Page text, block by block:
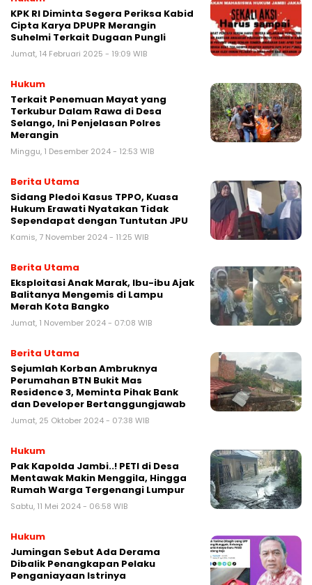
KPK RI Diminta Segera Periksa Kabid
Cipta Karya DPUPR Merangin
Suhelmi Terkait Dugaan Pungli
Jumat, 14 Februari 2025 - 19:09 WIB
Hukum
Terkait Penemuan Mayat yang
Terkubur Dalam Rawa di Desa
Selango, Ini Penjelasan Polres
Merangin
Minggu, 1 Desember 2024 - 12:53 WIB
Berita Utama
Sidang Pledoi Kasus TPPO, Kuasa
Hukum Erawati Nyatakan Tidak
Sependapat dengan Tuntutan JPU
Kamis, 7 November 2024 - 11:25 WIB
Berita Utama
Eksploitasi Anak Marak, Ibu-ibu Ajak
Balitanya Mengemis di Lampu
Merah Kota Bangko
Jumat, 1 November 2024 - 07:08 WIB
Berita Utama
Sejumlah Korban Ambruknya
Perumahan BTN Bukit Mas
Residence 3, Meminta Pihak Bank
dan Developer Bertanggungjawab
Jumat, 25 Oktober 2024 - 07:38 WIB
Hukum
Pak Kapolda Jambi..! PETI di Desa
Mentawak Makin Menggila, Hingga
Rumah Warga Tergenangi Lumpur
Sabtu, 11 Mei 2024 - 06:58 WIB
Hukum
Jumingan Sebut Ada Derama
Dibalik Penangkapan Pelaku
Penganiayaan Istrinya